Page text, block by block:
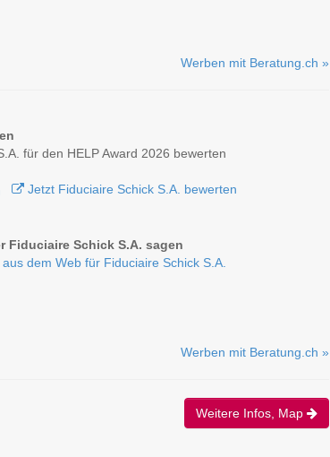
Werben mit Beratung.ch »
für den HELP Award 2026 bewerten
Jetzt Fiduciaire Schick S.A. bewerten
Fiduciaire Schick S.A. sagen
dem Web für Fiduciaire Schick S.A.
Werben mit Beratung.ch »
Weitere Infos, Map